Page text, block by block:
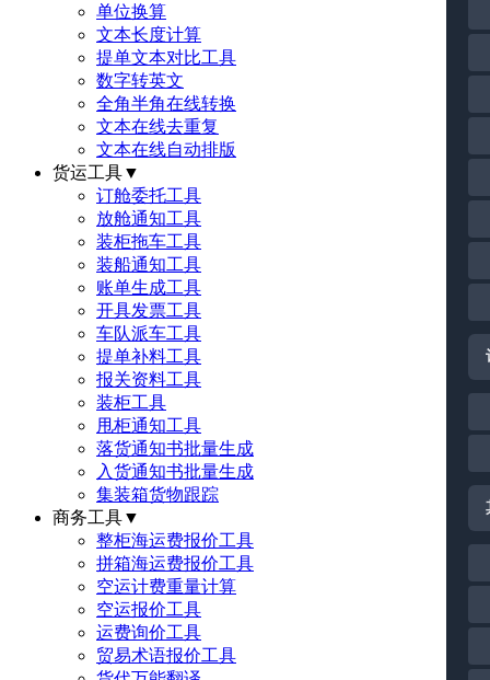
单位换算
文本长度计算
提单文本对比工具
数字转英文
全角半角在线转换
文本在线去重复
文本在线自动排版
货运工具▼
订舱委托工具
放舱通知工具
装柜拖车工具
装船通知工具
账单生成工具
开具发票工具
车队派车工具
提单补料工具
报关资料工具
装柜工具
甩柜通知工具
落货通知书批量生成
入货通知书批量生成
集装箱货物跟踪
商务工具▼
整柜海运费报价工具
拼箱海运费报价工具
空运计费重量计算
空运报价工具
运费询价工具
贸易术语报价工具